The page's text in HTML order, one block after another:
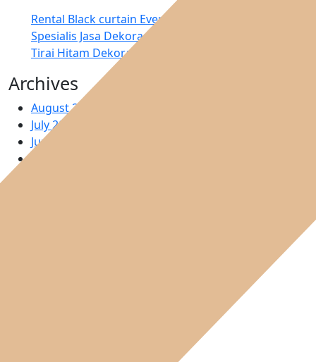
Rental Black curtain Event graha mandiri jakarta –
Spesialis Jasa Dekorasi Wedding di Jakarta
Tirai Hitam Dekorasi Penutup Dinding Jakarta
Archives
August 2026
July 2026
June 2026